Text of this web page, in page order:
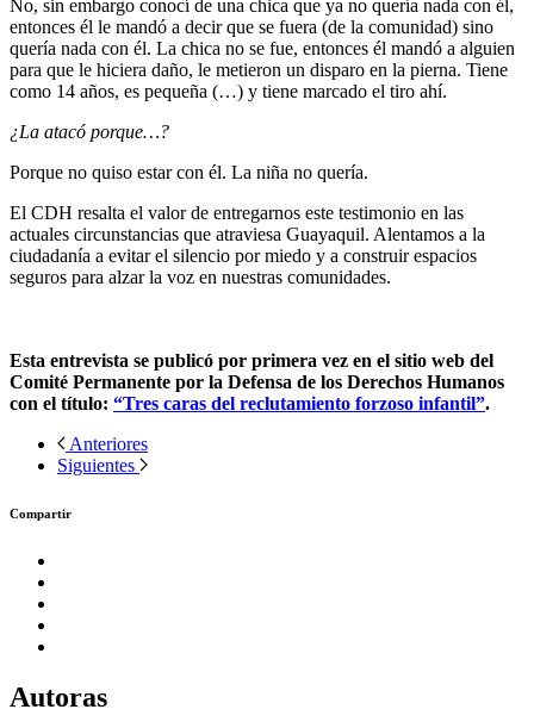
No, sin embargo conocí de una chica que ya no quería nada con él,
entonces él le mandó a decir que se fuera (de la comunidad) sino
quería nada con él. La chica no se fue, entonces él mandó a alguien
para que le hiciera daño, le metieron un disparo en la pierna. Tiene
como 14 años, es pequeña (…) y tiene marcado el tiro ahí.
¿La atacó porque…?
Porque no quiso estar con él. La niña no quería.
El CDH resalta el valor de entregarnos este testimonio en las
actuales circunstancias que atraviesa Guayaquil. Alentamos a la
ciudadanía a evitar el silencio por miedo y a construir espacios
seguros para alzar la voz en nuestras comunidades.
Esta entrevista se publicó por primera vez en el sitio web del
Comité Permanente por la Defensa de los Derechos Humanos
con el título: “Tres caras del reclutamiento forzoso infantil”.
Anteriores
Siguientes
Compartir
Autoras